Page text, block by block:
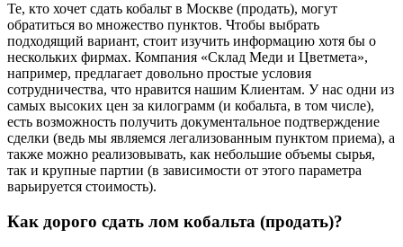
Те, кто хочет сдать кобальт в Москве (продать), могут
обратиться во множество пунктов. Чтобы выбрать
подходящий вариант, стоит изучить информацию хотя бы о
нескольких фирмах. Компания «Склад Меди и Цветмета»,
например, предлагает довольно простые условия
сотрудничества, что нравится нашим Клиентам. У нас одни из
самых высоких цен за килограмм (и кобальта, в том числе),
есть возможность получить документальное подтверждение
сделки (ведь мы являемся легализованным пунктом приема), а
также можно реализовывать, как небольшие объемы сырья,
так и крупные партии (в зависимости от этого параметра
варьируется стоимость).
Как дорого сдать лом кобальта (продать)?